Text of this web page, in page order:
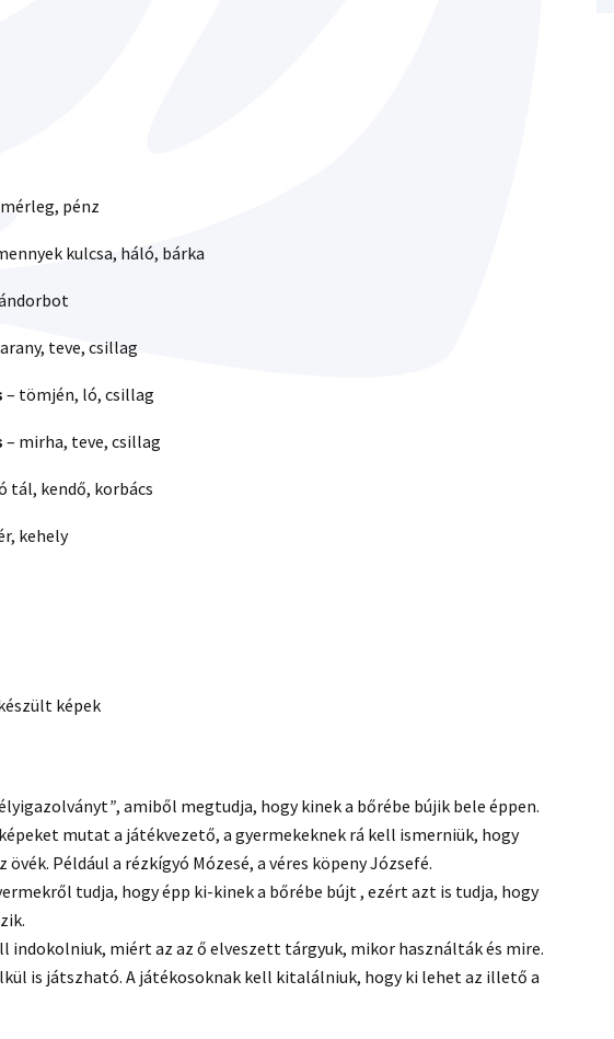
pénz
kulcsa, háló, bárka
teve, csillag
– tömjén, ló, csillag
– mirha, teve, csillag
tál, kendő, korbács
kehely
képek
”, amiből megtudja, hogy kinek a bőrébe bújik bele éppen.
mutat a játékvezető, a gyermekeknek rá kell ismerniük, hogy
Például a rézkígyó Mózesé, a véres köpeny Józsefé.
tudja, hogy épp ki-kinek a bőrébe bújt , ezért azt is tudja, hogy
indokolniuk, miért az az ő elveszett tárgyuk, mikor használták és mire.
is játszható. A játékosoknak kell kitalálniuk, hogy ki lehet az illető a